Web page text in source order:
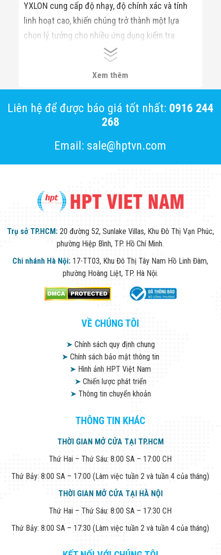
YXLON cung cấp độ nhạy, độ chính xác và tính
linh hoạt cao, khiến chúng trở thành một lựa
chọn lý tưởng cho nhiều ứng dụng kiểm tra
Máy Soi Hành Lý X-Ray XAVIS
Xem thêm
Liên hệ để được báo giá tốt nhất: 0916 244
268
Email: sale@hptvn.com
Trụ sở TP.HCM: 20 đường 52, Sunlake Villas, Khu Đô Thị Vạn Phúc,
phường Hiệp Bình, TP. Hồ Chí Minh.
Chi nhánh Hà Nội: 17-TT03, Khu Đô Thị Tây Nam Hồ Linh Đàm,
phường Hoàng Liệt, TP. Hà Nội.
VỀ CHÚNG TÔI
➤Chính sách quy định chung
➤Chính sách bảo mật thông tin
➤ Hình ảnh HPT Việt Nam
➤Chiến lược phát triển
➤Thông tin chuyển khoản
THÔNG TIN KHÁC
THỜI GIAN MỞ CỬA TẠI TP.HCM
Thứ Hai – Thứ Sáu: 8:00 SA – 17:00 CH
Thứ Bảy: 8:00 SA – 17:00 (Làm việc tuần 2 và tuần 4 của tháng)
THỜI GIAN MỞ CỬA TẠI HÀ NỘI
Thứ Hai – Thứ Sáu: 8:00 SA – 17:30 CH
Thứ Bảy: 8:00 SA – 17:30 (Làm việc tuần 2 và tuần 4 của tháng)